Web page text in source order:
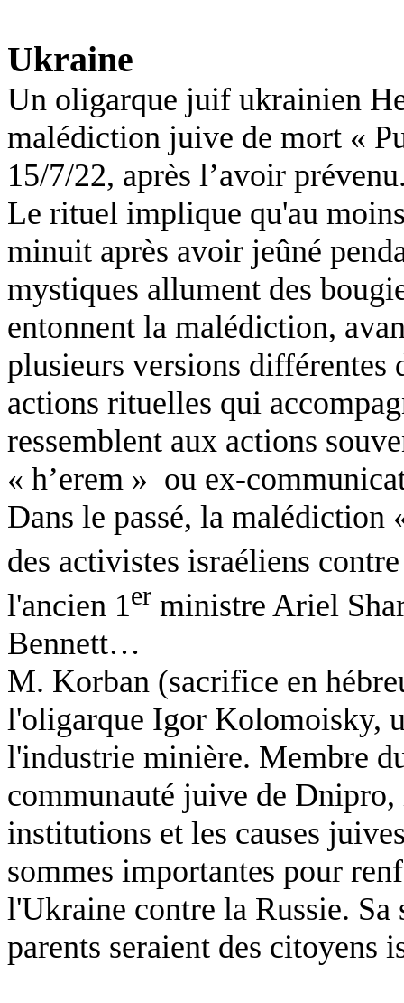
Ukraine
Un oligarque juif ukrainien
malédiction juive de mort «
15/7/22, après l’avoir
Le rituel implique qu'au
minuit après avoir jeûné
mystiques allument des
entonnent la malédiction,
plusieurs versions différentes
actions rituelles qui
ressemblent aux actions
« h’erem » ou ex-
Dans le passé, la malédiction
des activistes israéliens
l'ancien 1er ministre Ariel
Bennett…
M. Korban (sacrifice en
l'oligarque Igor Kolomoisky,
l'industrie minière. Membre
communauté juive de
institutions et les causes
sommes importantes pour
l'Ukraine contre la Russie.
parents seraient des citoyens